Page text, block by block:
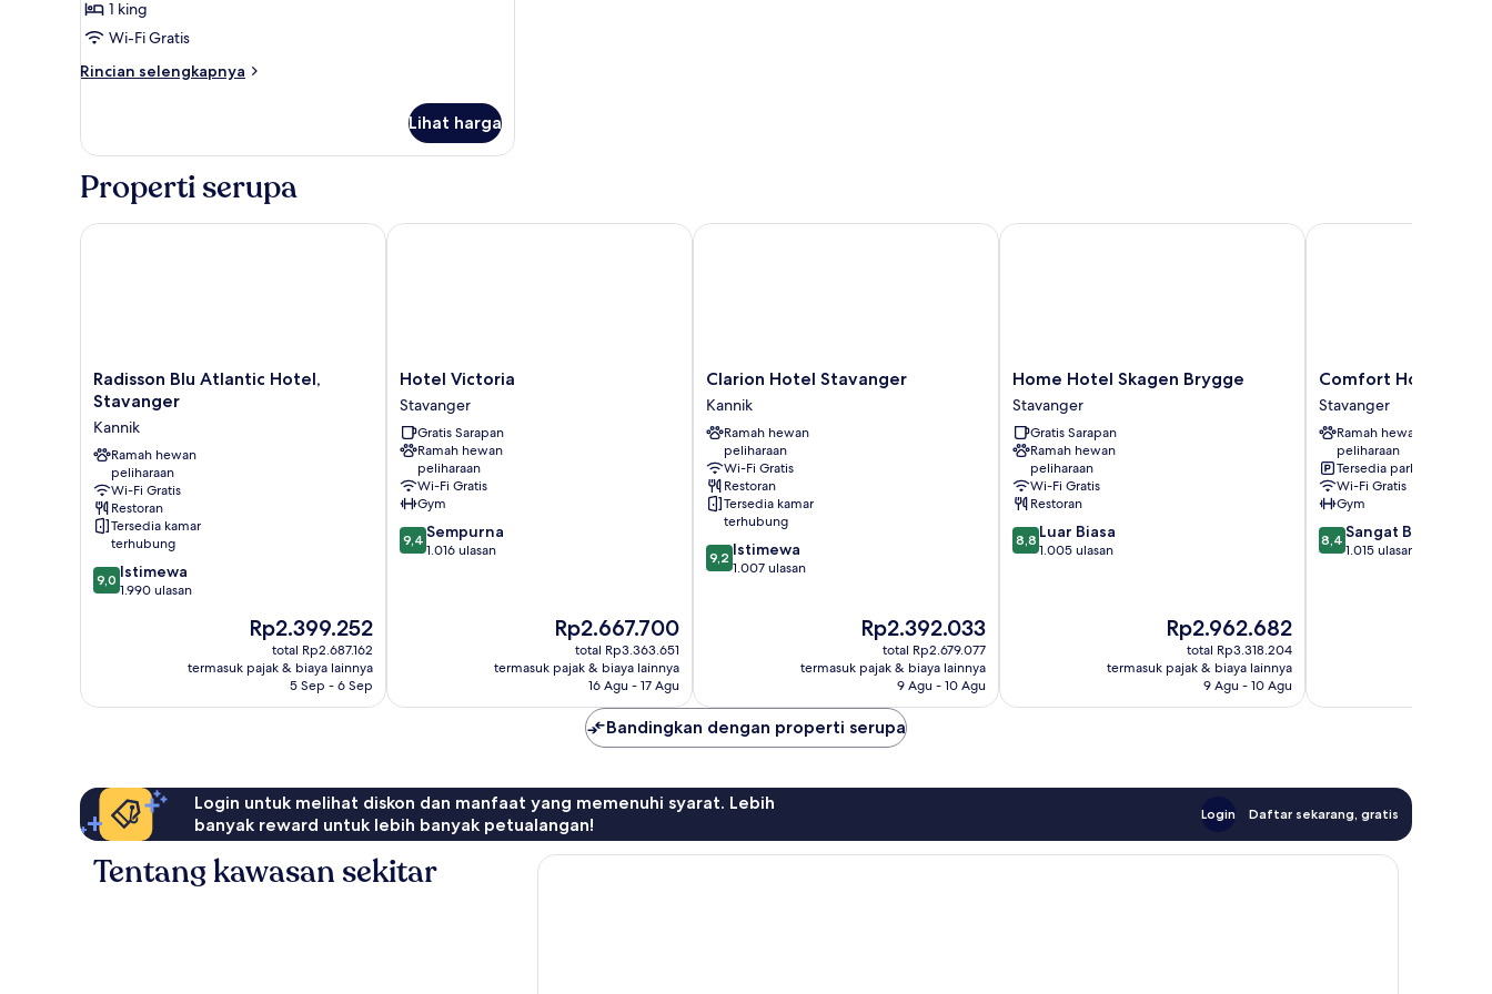
1 king
Wi-Fi Gratis
Rincian selengkapnya
Rincian
Suite
Lihat harga
Properti serupa
Radisson
Blu
Hotel,
Stavanger
Kannik
Radisson Blu Atlantic Hotel,
Stavanger
Kannik
Ramah hewan
peliharaan
Wi-Fi Gratis
Restoran
Tersedia kamar
terhubung
9.0
dari
9,0 Istimewa
1.990 ulasan
Harga
sekarang
Rp2.399.252
Rp2.399.252
total Rp2.687.162
termasuk pajak & biaya lainnya
5 Sep - 6 Sep
Radisson Blu Atlantic Hotel, Stavanger
Hotel
Victoria
Stavanger
Hotel Victoria
Stavanger
Gratis Sarapan
Ramah hewan
peliharaan
Wi-Fi Gratis
Gym
9.4
dari
9,4 Sempurna
1.016 ulasan
Harga
sekarang
Rp2.667.700
Rp2.667.700
total Rp3.363.651
termasuk pajak & biaya lainnya
16 Agu - 17 Agu
Hotel Victoria
Clarion
Hotel
Stavanger
Kannik
Clarion Hotel Stavanger
Kannik
Ramah hewan
peliharaan
Wi-Fi Gratis
Restoran
Tersedia kamar
terhubung
9.2
dari
9,2 Istimewa
1.007 ulasan
Harga
sekarang
Rp2.392.033
Rp2.392.033
total Rp2.679.077
termasuk pajak & biaya lainnya
9 Agu - 10 Agu
Clarion Hotel Stavanger
Home
Hotel
Skagen
Brygge
Stavanger
Home Hotel Skagen Brygge
Stavanger
Gratis Sarapan
Ramah hewan
peliharaan
Wi-Fi Gratis
Restoran
8.8
dari
8,8 Luar Biasa
1.005 ulasan
Harga
sekarang
Rp2.962.682
Rp2.962.682
total Rp3.318.204
termasuk pajak & biaya lainnya
9 Agu - 10 Agu
Home Hotel Skagen Brygge
Comfort
Hotel
Square
Stavanger
Comfort Hotel
Stavanger
Ramah hewan
peliharaan
Tersedia parkir
Wi-Fi Gratis
Gym
8.4
dari
8,4 Sangat Baik
1.015 ulasan
Comfort Hotel Square
Bandingkan dengan properti serupa
Login untuk melihat diskon dan manfaat yang memenuhi syarat. Lebih
banyak reward untuk lebih banyak petualangan!
Login Daftar sekarang, gratis
Tentang kawasan sekitar